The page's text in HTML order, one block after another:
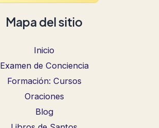
Mapa del sitio
Inicio
Examen de Conciencia
Formación: Cursos
Oraciones
Blog